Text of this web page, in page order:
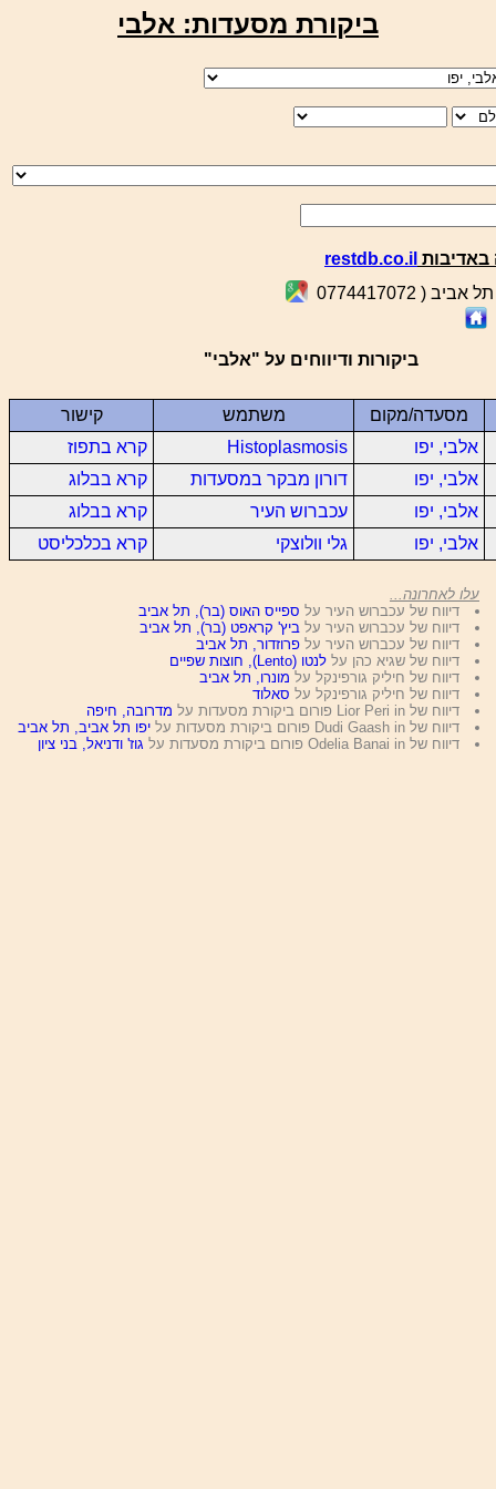
ביקורת מסעדות: אלבי
restdb.co.il
ביקורות ודיווחים על "אלבי"
מסעדה/מקום משתמש
קישור
אלבי, יפו
Histoplasmosis
קרא בתפוז
אלבי, יפו
דורון מבקר במסעדות
קרא בבלוג
אלבי, יפו
עכברוש העיר
קרא בבלוג
אלבי, יפו
גלי וולוצקי קרא בכלכליסט
עלו לאחרונה...
דיווח של עכברוש העיר על ספייס האוס (בר), תל אביב
דיווח של עכברוש העיר על ביץ' קראפט (בר), תל אביב
דיווח של עכברוש העיר עלפרוזדור, תל אביב
דיווח של שגיא כהן עללנטו (Lento), חוצות שפיים
דיווח של חיליק גורפינקל על מונרו, תל אביב
דיווח של חיליק גורפינקל על סאלוד
דיווח של Lior Peri in פורום ביקורת מסעדות על
מדרובה, חיפה
דיווח של Dudi Gaash in פורום ביקורת מסעדות על
יפו תל אביב, תל אביב
דיווח של Odelia Banai in פורום ביקורת מסעדות על
גוז' ודניאל, בני ציון